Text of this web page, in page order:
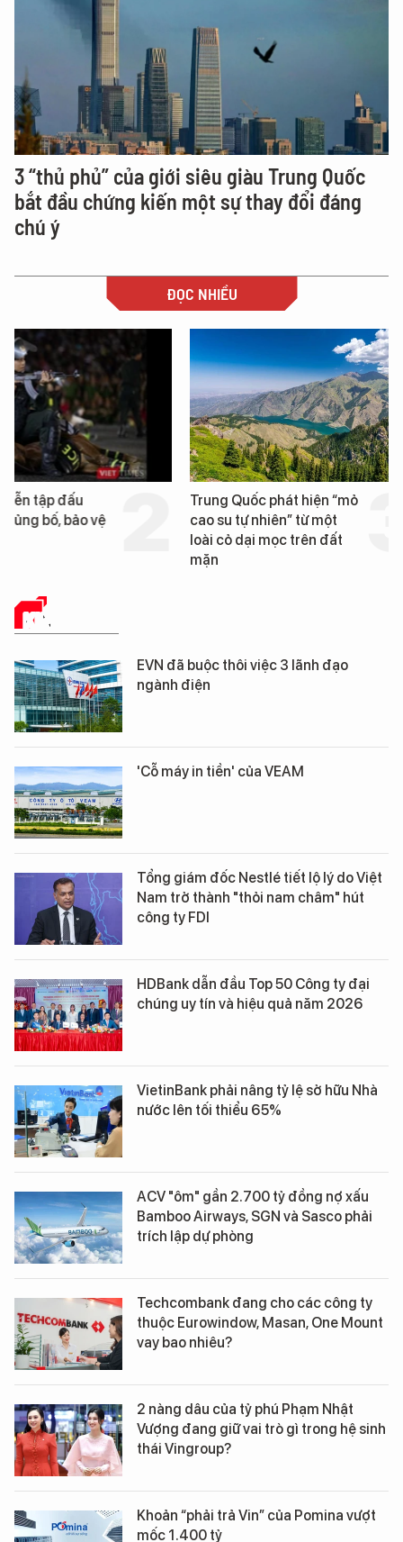
3 “thủ phủ” của giới siêu giàu Trung Quốc
bắt đầu chứng kiến một sự thay đổi đáng
chú ý
ĐỌC NHIỀU
Trung Quốc phát hiện “mỏ
cao su tự nhiên” từ một
Loạt dự án bất động
Đà Nẵng sắp bị kiểm
KINH TẾ SỐ
EVN đã buộc thôi việc 3 lãnh đạo
ngành điện
'Cỗ máy in tiền' của VEAM
Tổng giám đốc Nestlé tiết lộ lý do Việt
Nam trở thành "thỏi nam châm" hút
công ty FDI
HDBank dẫn đầu Top 50 Công ty đại
chúng uy tín và hiệu quả năm 2026
VietinBank phải nâng tỷ lệ sở hữu Nhà
nước lên tối thiểu 65%
ACV "ôm" gần 2.700 tỷ đồng nợ xấu
Bamboo Airways, SGN và Sasco phải
trích lập dự phòng
Techcombank đang cho các công ty
thuộc Eurowindow, Masan, One Mount
vay bao nhiêu?
2 nàng dâu của tỷ phú Phạm Nhật
Vượng đang giữ vai trò gì trong hệ sinh
thái Vingroup?
Khoản “phải trả Vin” của Pomina vượt
mốc 1.400 tỷ